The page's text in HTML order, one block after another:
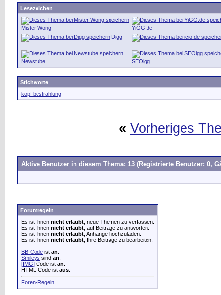
Lesezeichen
Mister Wong
YiGG.de
Digg
Newstube SEOigg
Stichworte
kopf bestrahlung
« Vorheriges
Aktive Benutzer in diesem Thema: 13 (Registrierte Benutzer: 0,
Forumregeln
Es ist Ihnen nicht erlaubt , neue Themen zu verfassen.
Es ist Ihnen nicht erlaubt , auf Beiträge zu antworten.
Es ist Ihnen nicht erlaubt , Anhänge hochzuladen.
Es ist Ihnen nicht erlaubt , Ihre Beiträge zu bearbeiten.
BB-Code ist an
Smileys sind an
[IMG] Code ist an
HTML-Code ist aus
Foren-Regeln